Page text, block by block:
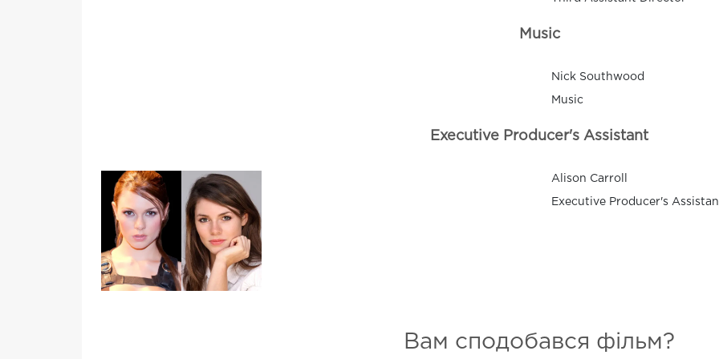
Music
Nick Southwood
Music
Executive Producer's Assistant
Alison Carroll
Executive Producer's
Вам сподобався фільм?